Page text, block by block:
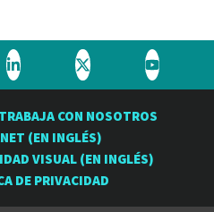
Visite
Observatorio
Rubin
en
Visite
Observatorio
Rubin
en
Visite
Rubin
en
TRABAJA CON NOSOTROS
(EN INGLÉS)
VISUAL (EN INGLÉS)
DE PRIVACIDAD